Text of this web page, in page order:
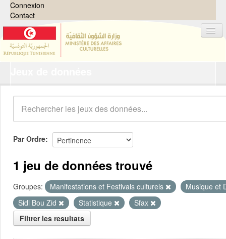
Connexion
Contact
Organisations
Groupes
Demandes 0
À propos
Par Ordre
1 jeu de données trouvé
Groupes: Manifestations et Festivals culturels
Musique et
Sidi Bou Zid
Statistique
Sfax
Filtrer les resultats